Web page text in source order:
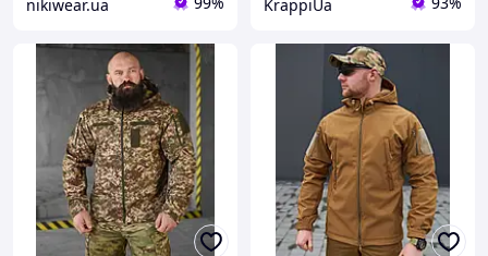
nikiwear.ua KrappiUa